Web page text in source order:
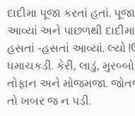
દાદીમા પૂજા કરતાં હતાં.
આવ્યાં અને પાછળથી
હસતાં -હસતાં આવ્યાં. લ્યો
ધમાચકડી. કેરી, લાડું,
તોફાન અને મોજમજા.
તો ખબર જ ન પડી.